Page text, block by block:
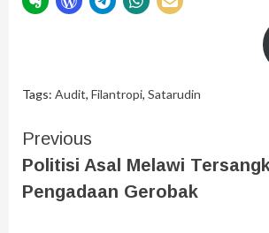
Tags: Audit, Filantropi, Satarudin
Previous
Politisi Asal Melawi
Pengadaan Gerobak